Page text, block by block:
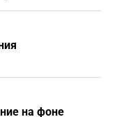
на фоне